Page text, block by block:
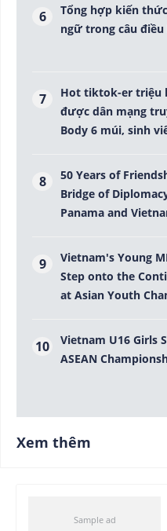
Tổng hợp kiến
ngữ trong câu
Hot tiktok-er triệu
được dân mạng
Body 6 múi, sinh
50 Years of
Bridge of
Panama and
Vietnam's Young
Step onto the
at Asian Youth
Vietnam U16 Girls
ASEAN
Xem thêm